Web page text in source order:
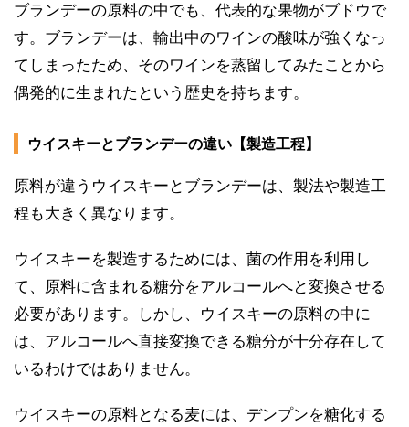
ブランデーの原料の中でも、代表的な果物がブドウで
す。ブランデーは、輸出中のワインの酸味が強くなっ
てしまったため、そのワインを蒸留してみたことから
偶発的に生まれたという歴史を持ちます。
ウイスキーとブランデーの違い【製造工程】
原料が違うウイスキーとブランデーは、製法や製造工
程も大きく異なります。
ウイスキーを製造するためには、菌の作用を利用し
て、原料に含まれる糖分をアルコールへと変換させる
必要があります。しかし、ウイスキーの原料の中に
は、アルコールへ直接変換できる糖分が十分存在して
いるわけではありません。
ウイスキーの原料となる麦には、デンプンを糖化する